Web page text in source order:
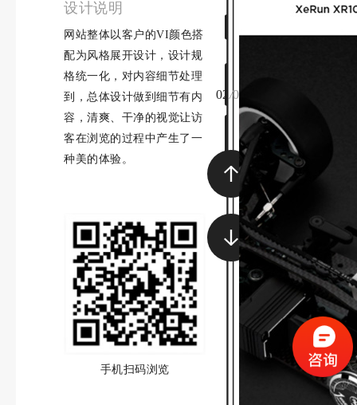
设计说明
网站整体以客户的VI颜色搭
配为风格展开设计，设计规
格统一化，对内容细节处理
到，总体设计做到细节有内
容，清爽、干净的视觉让访
客在浏览的过程中产生了一
种美的体验。
手机扫码浏览
02 /04